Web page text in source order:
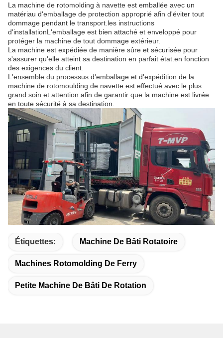
La machine de rotomolding à navette est emballée avec un
matériau d'emballage de protection approprié afin d'éviter tout
dommage pendant le transport.les instructions
d'installationL'emballage est bien attaché et enveloppé pour
protéger la machine de tout dommage extérieur.
La machine est expédiée de manière sûre et sécurisée pour
s'assurer qu'elle atteint sa destination en parfait état.en fonction
des exigences du client.
L'ensemble du processus d'emballage et d'expédition de la
machine de rotomoulding de navette est effectué avec le plus
grand soin et attention afin de garantir que la machine est livrée
en toute sécurité à sa destination.
Étiquettes: Machine De Bâti Rotatoire
Machines Rotomolding De Ferry
Petite Machine De Bâti De Rotation